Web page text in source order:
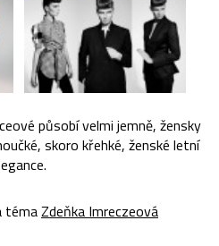
působí velmi jemně, žensky
skoro křehké, ženské letní
témaZdeňka Imreczeová